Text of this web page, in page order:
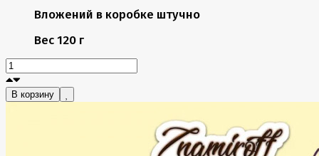
Вложений в коробке штучно
Вес 120 г
В корзину